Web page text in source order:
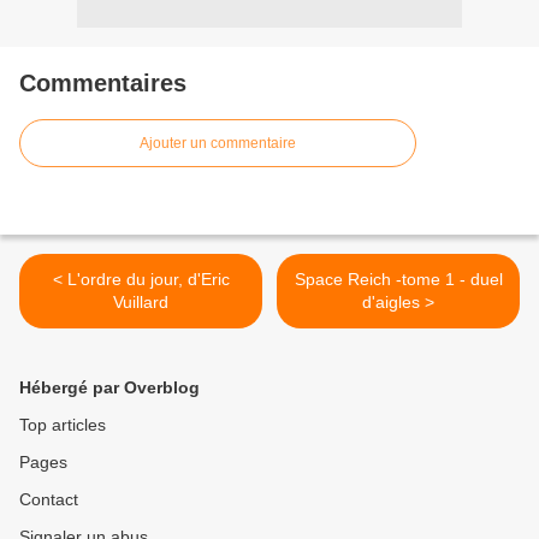
Commentaires
Ajouter un commentaire
< L'ordre du jour, d'Eric
Vuillard
Space Reich -tome 1 - duel
d'aigles >
Hébergé par Overblog
Top articles
Pages
Contact